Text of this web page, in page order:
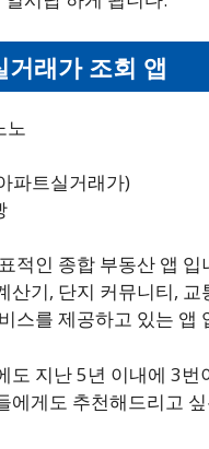
거래가 조회 앱
노
파트실거래가)
적인 종합 부동산 앱
산기, 단지 커뮤니티,
스를 제공하고 있는 앱
도 지난 5년 이내에 3
에게도 추천해드리고